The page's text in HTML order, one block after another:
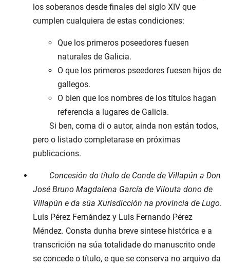
los soberanos desde finales del siglo XIV que
cumplen cualquiera de estas condiciones:
Que los primeros poseedores fuesen
naturales de Galicia.
O que los primeros pseedores fuesen hijos de
gallegos.
O bien que los nombres de los títulos hagan
referencia a lugares de Galicia.
Si ben, coma di o autor, ainda non están todos,
pero o listado completarase en próximas
publicacions.
Concesión do título de Conde de Villapún a Don
José Bruno Magdalena García de Vilouta dono de
Villapún e da súa Xurisdicción na provincia de Lugo.
Luis Pérez Fernández y Luis Fernando Pérez
Méndez. Consta dunha breve sintese histórica e a
transcrición na súa totalidade do manuscrito onde
se concede o título, e que se conserva no arquivo da